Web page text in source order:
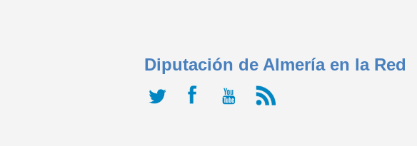
Diputación de Almería en la Red